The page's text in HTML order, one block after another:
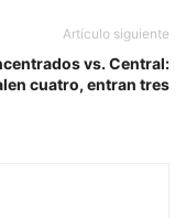
Artículo siguiente
vs. Central:
cuatro, entran tres